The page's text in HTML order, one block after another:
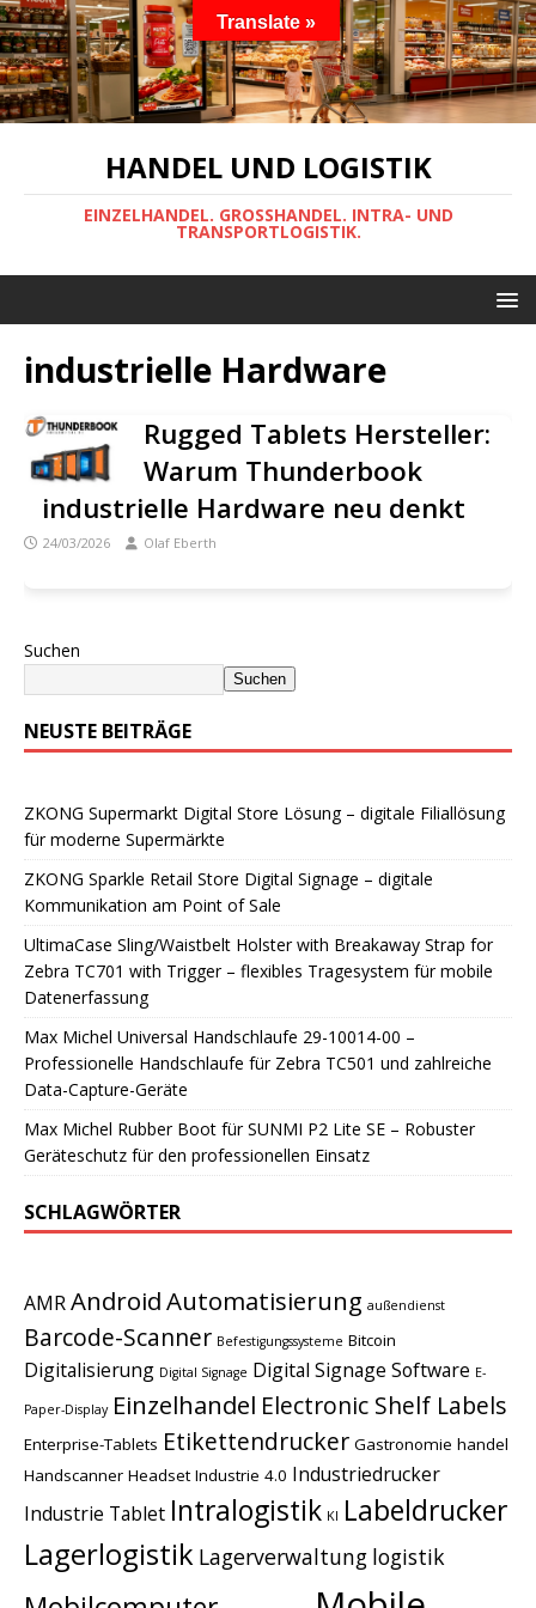
HANDEL UND LOGISTIK
EINZELHANDEL. GROSSHANDEL. INTRA- UND
TRANSPORTLOGISTIK.
industrielle Hardware
Rugged Tablets Hersteller:
Warum Thunderbook
industrielle Hardware neu denkt
24/03/2026 Olaf Eberth
Suchen
Suchen
NEUSTE BEITRÄGE
ZKONG Supermarkt Digital Store Lösung – digitale Filiallösung
für moderne Supermärkte
ZKONG Sparkle Retail Store Digital Signage – digitale
Kommunikation am Point of Sale
UltimaCase Sling/Waistbelt Holster with Breakaway Strap for
Zebra TC701 with Trigger – flexibles Tragesystem für mobile
Datenerfassung
Max Michel Universal Handschlaufe 29-10014-00 –
Professionelle Handschlaufe für Zebra TC501 und zahlreiche
Data-Capture-Geräte
Max Michel Rubber Boot für SUNMI P2 Lite SE – Robuster
Geräteschutz für den professionellen Einsatz
SCHLAGWÖRTER
AMRAndroidAutomatisierung außendienst
Barcode-Scanner Befestigungssysteme Bitcoin
Digitalisierung Digital Signage Digital Signage Software E-
Paper-Display Einzelhandel Electronic Shelf Labels
Enterprise-Tablets Etikettendrucker Gastronomie handel
Handscanner Headset Industrie 4.0 Industriedrucker
Industrie Tablet Intralogistik KI Labeldrucker
Lagerlogistik Lagerverwaltung logistik
Translate »